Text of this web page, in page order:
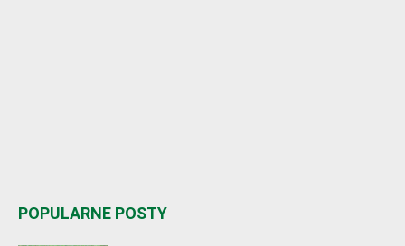
POPULARNE POSTY